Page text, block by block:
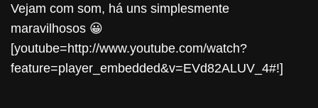
Vejam com som, há uns simplesmente
maravilhosos 😀
[youtube=http://www.youtube.com/watch?
feature=player_embedded&v=EVd82ALUV_4#!]